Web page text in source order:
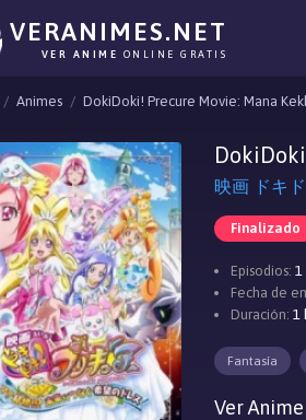
VERANIMES.NET
VER ANIME ONLINE GRATIS
Animes DokiDoki! Precure Movie: Mana
映画 ドキ
Finalizado
Episodios: 1
Fecha de
Duración: 1
Fantasía
Ver